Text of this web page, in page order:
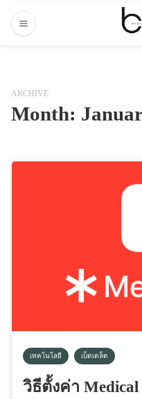
ARCHIVE
Month:
เทคโนโลยี เบ็ดเตล็ด
วิธีตั้งค่า